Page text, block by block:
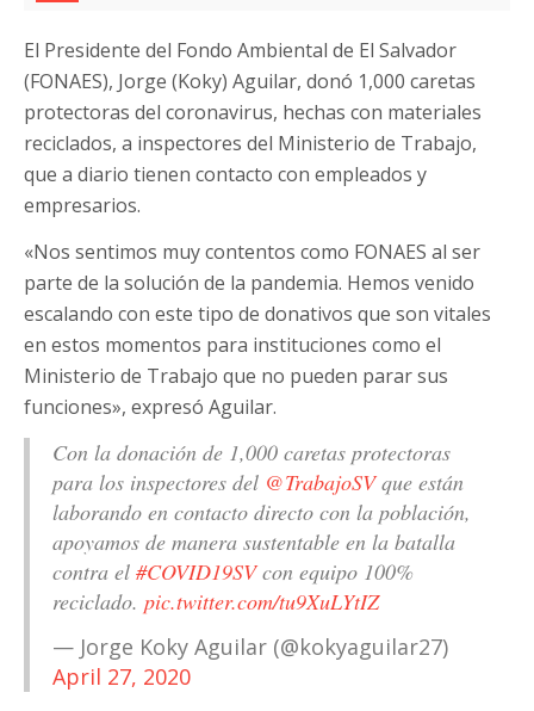
El Presidente del Fondo Ambiental de El Salvador
(FONAES), Jorge (Koky) Aguilar, donó 1,000 caretas
protectoras del coronavirus, hechas con materiales
reciclados, a inspectores del Ministerio de Trabajo,
que a diario tienen contacto con empleados y
empresarios.
«Nos sentimos muy contentos como FONAES al ser
parte de la solución de la pandemia. Hemos venido
escalando con este tipo de donativos que son vitales
en estos momentos para instituciones como el
Ministerio de Trabajo que no pueden parar sus
funciones», expresó Aguilar.
Con la donación de 1,000 caretas protectoras
para los inspectores del @TrabajoSVque están
laborando en contacto directo con la población,
apoyamos de manera sustentable en la batalla
contra el #COVID19SVcon equipo 100%
reciclado. pic.twitter.com/tu9XuLYtIZ
— Jorge Koky Aguilar (@kokyaguilar27)
April 27, 2020